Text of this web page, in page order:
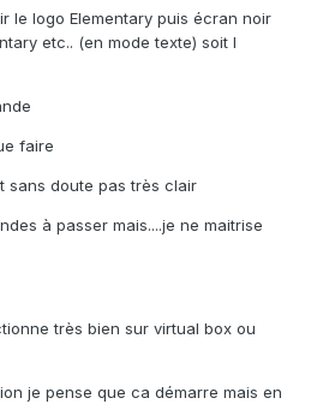
le logo Elementary puis écran noir
etc.. (en mode texte) soit l
faire
sans doute pas très clair
à passer mais....je ne maitrise
très bien sur virtual box ou
je pense que ca démarre mais en